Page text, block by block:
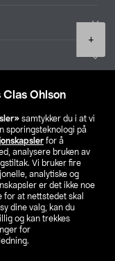
Ohlson
samtykker du i at vi
sporingsteknologi på
for å
analysere bruken av
Vi bruker fire
analytiske og
er det ikke noe
for at nettstedet skal
dine valg, kan du
og kan trekkes
for
+